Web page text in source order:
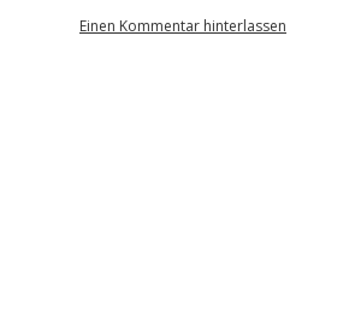
Einen Kommentar hinterlassen